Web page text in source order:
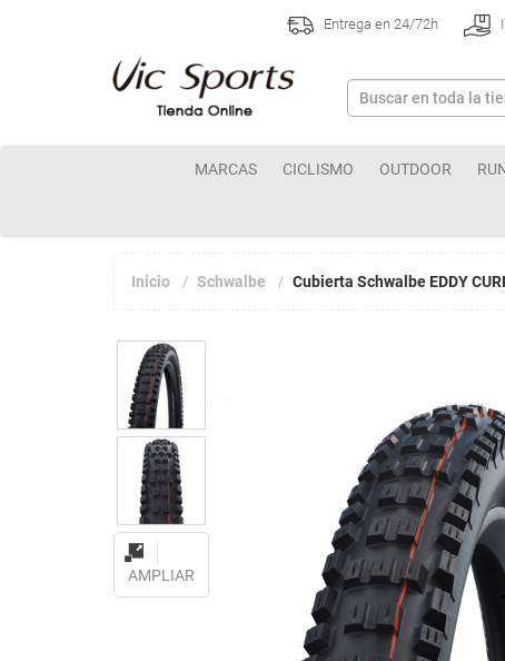
Entrega en 24/72h
MARCAS CICLISMO OUTDOOR
Inicio Schwalbe Cubierta Schwalbe EDDY
AMPLIAR